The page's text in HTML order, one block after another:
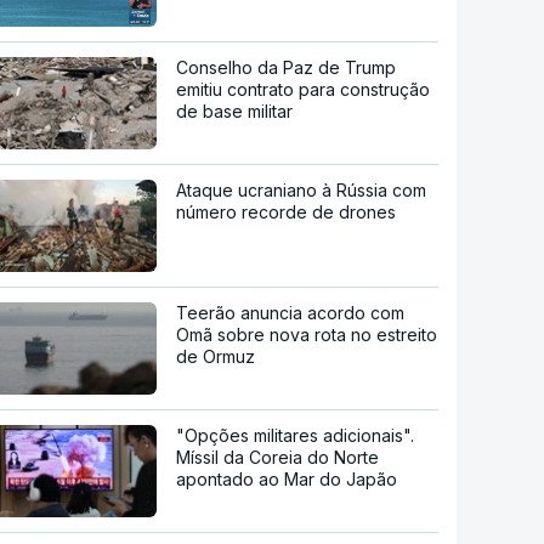
Conselho da Paz de Trump
emitiu contrato para construção
de base militar
Ataque ucraniano à Rússia com
número recorde de drones
Teerão anuncia acordo com
Omã sobre nova rota no estreito
de Ormuz
"Opções militares adicionais".
Míssil da Coreia do Norte
apontado ao Mar do Japão